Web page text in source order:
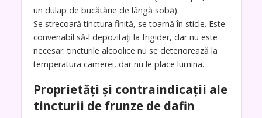
un dulap de bucătărie de lângă sobă).
Se strecoară tinctura finită, se toarnă în sticle. Este
convenabil să-l depozitați la frigider, dar nu este
necesar: tincturile alcoolice nu se deteriorează la
temperatura camerei, dar nu le place lumina.
Proprietăți și contraindicații ale
tincturii de frunze de dafin